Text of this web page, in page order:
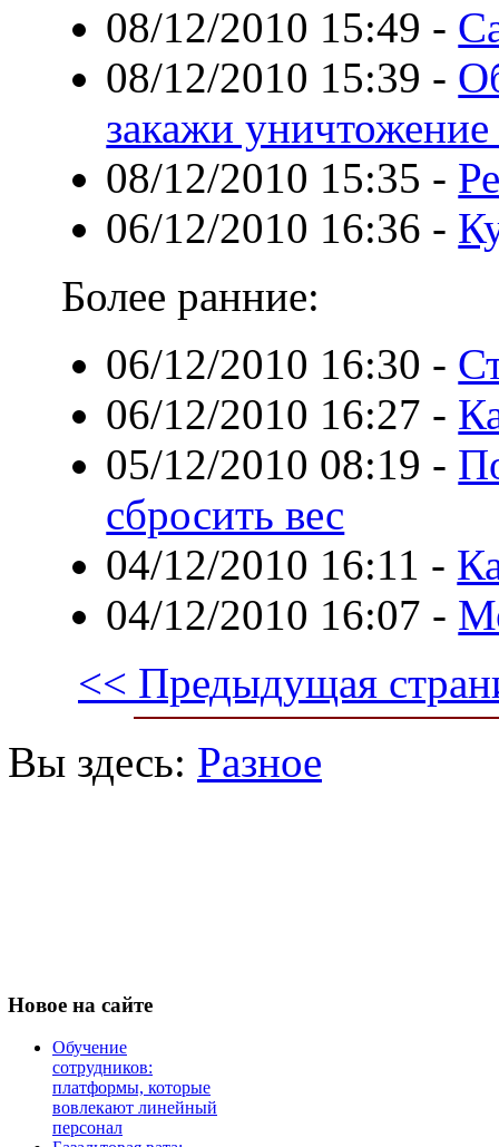
08/12/2010 15:49 -
08/12/2010 15:39 -
закажи
08/12/2010 15:35 -
06/12/2010 16:36 -
Более ранние:
06/12/2010 16:30 -
06/12/2010 16:27 -
05/12/2010 08:19 -
сбросить вес
04/12/2010 16:11 -
04/12/2010 16:07 -
<< Предыдущая
Вы здесь: Разное
Новое на сайте
Обучение
сотрудников:
платформы, которые
вовлекают линейный
персонал